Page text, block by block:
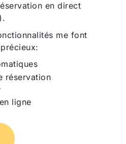
en direct
me font
réservation
ligne